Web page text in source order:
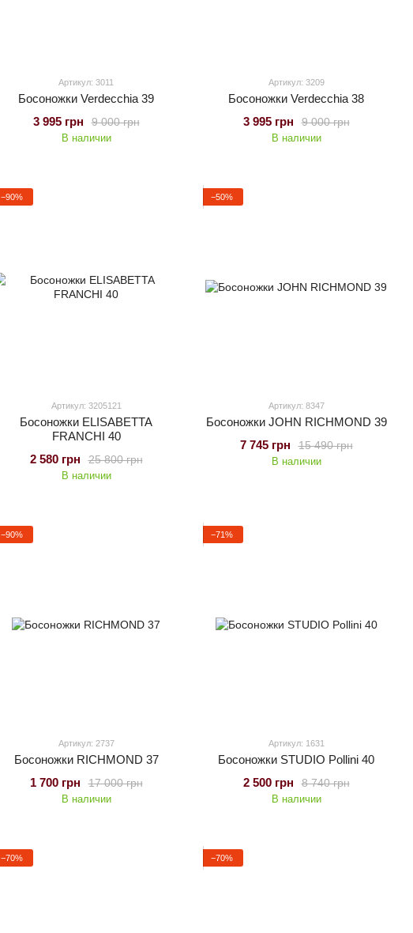
Артикул: 3011
Босоножки Verdecchia 39
9 000 грн
3 995 грн
В наличии
Артикул: 3209
Босоножки Verdecchia 38
9 000 грн
3 995 грн
В наличии
−90%
Артикул: 3205121
Босоножки ELISABETTA
FRANCHI 40
25 800 грн
2 580 грн
В наличии
−50%
Артикул: 8347
Босоножки JOHN RICHMOND 39
15 490 грн
7 745 грн
В наличии
−90%
Артикул: 2737
Босоножки RICHMOND 37
17 000 грн
1 700 грн
В наличии
−71%
Артикул: 1631
Босоножки STUDIO Pollini 40
8 740 грн
2 500 грн
В наличии
−70% −70%